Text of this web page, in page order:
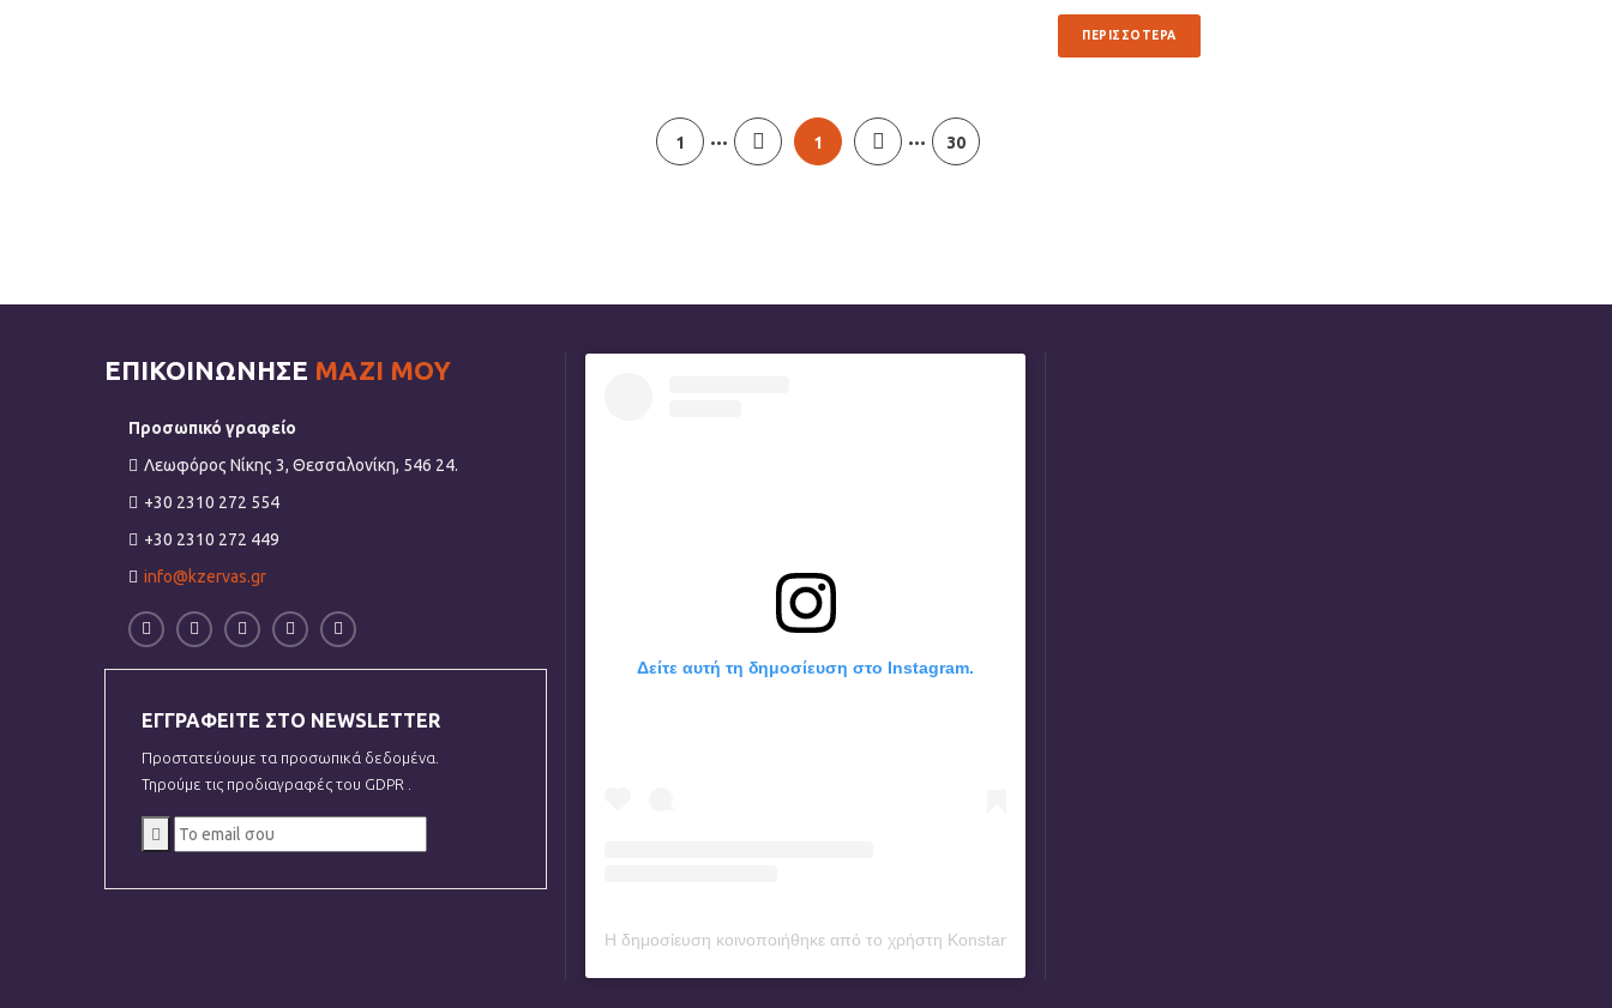
ΠΕΡΙΣΣΟΤΕΡΑ
1 ... 1 ... 30
ΕΠΙΚΟΙΝΩΝΗΣΕ ΜΑΖΙ ΜΟΥ
Προσωπικό γραφείο
Λεωφόρος Νίκης 3, Θεσσαλονίκη, 546 24.
+30 2310 272 554
+30 2310 272 449
info@kzervas.gr
ΕΓΓΡΑΦΕΙΤΕ ΣΤΟ NEWSLETTER
Προστατεύουμε τα προσωπικά δεδομένα.
Τηρούμε τις προδιαγραφές του GDPR .
Δείτε αυτή τη δημοσίευση στο Instagram.
Η δημοσίευση κοινοποιήθηκε από το χρήστη Konstantinos Zervas (@k.zervas)